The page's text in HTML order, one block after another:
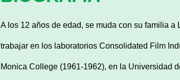
A los 12 años de edad, se muda con su familia
trabajar en los laboratorios Consolidated Film
Monica College (1961-1962), en la Universidad